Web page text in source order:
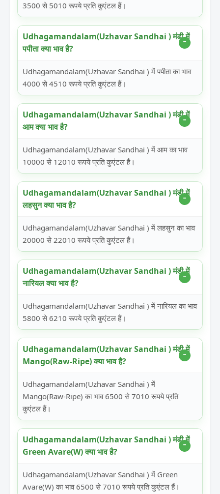
3500 से 5010 रूपये प्रति कुएंटल हैं।
Udhagamandalam(Uzhavar Sandhai ) मंडी में
पपीता क्या भाव है?
Udhagamandalam(Uzhavar Sandhai ) में पपीता का भाव
4000 से 4510 रूपये प्रति कुएंटल हैं।
Udhagamandalam(Uzhavar Sandhai ) मंडी में
आम क्या भाव है?
Udhagamandalam(Uzhavar Sandhai ) में आम का भाव
10000 से 12010 रूपये प्रति कुएंटल हैं।
Udhagamandalam(Uzhavar Sandhai ) मंडी में
लहसुन क्या भाव है?
Udhagamandalam(Uzhavar Sandhai ) में लहसुन का भाव
20000 से 22010 रूपये प्रति कुएंटल हैं।
Udhagamandalam(Uzhavar Sandhai ) मंडी में
नारियल क्या भाव है?
Udhagamandalam(Uzhavar Sandhai ) में नारियल का भाव
5800 से 6210 रूपये प्रति कुएंटल हैं।
Udhagamandalam(Uzhavar Sandhai ) मंडी में
Mango(Raw-Ripe) क्या भाव है?
Udhagamandalam(Uzhavar Sandhai ) में
Mango(Raw-Ripe) का भाव 6500 से 7010 रूपये प्रति
कुएंटल हैं।
Udhagamandalam(Uzhavar Sandhai ) मंडी में
Green Avare(W) क्या भाव है?
Udhagamandalam(Uzhavar Sandhai ) में Green
Avare(W) का भाव 6500 से 7010 रूपये प्रति कुएंटल हैं।